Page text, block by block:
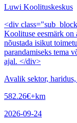
Luwi Koolituskeskus
<div
Koolituse eesmärk on
nõustada isikut
parandamiseks tema
ajal. </div>
Avalik sektor,
582.26€+km
2026-09-24